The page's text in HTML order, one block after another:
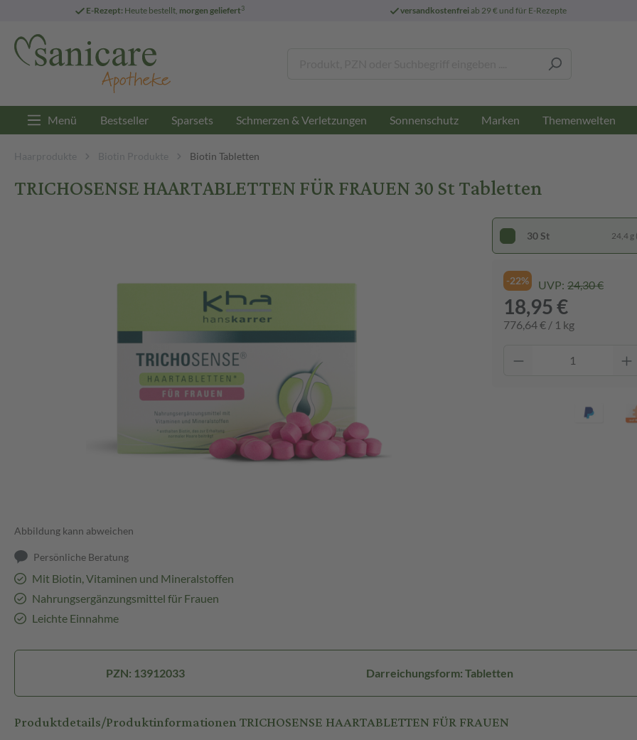
E-Rezept: Heute bestellt, morgen geliefert3 versandkostenfreiab 29 € und für E-Rezepte
Menü Bestseller Sparsets Schmerzen & Verletzungen Sonnenschutz Marken Themenwelten
Haarprodukte Biotin Produkte Biotin Tabletten
TRICHOSENSE HAARTABLETTEN FÜR FRAUEN 30 St Tabletten
Abbildung kann abweichen
Persönliche Beratung
Mit Biotin, Vitaminen und Mineralstoffen
Nahrungsergänzungsmittel für Frauen
Leichte Einnahme
30 St 24,4 g
-22% UVP: 24,30 €
18,95 €
776,64 € / 1 kg
PZN: 13912033 Darreichungsform: Tabletten
Produktdetails/Produktinformationen TRICHOSENSE HAARTABLETTEN FÜR FRAUEN